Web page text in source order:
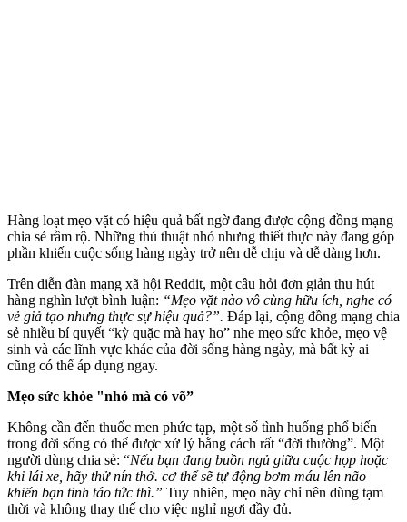
Hàng loạt mẹo vặt có hiệu quả bất ngờ đang được cộng đồng mạng
chia sẻ rầm rộ. Những thủ thuật nhỏ nhưng thiết thực này đang góp
phần khiến cuộc sống hàng ngày trở nên dễ chịu và dễ dàng hơn.
Trên diễn đàn mạng xã hội Reddit, một câu hỏi đơn giản thu hút
hàng nghìn lượt bình luận: “Mẹo vặt nào vô cùng hữu ích, nghe có
vẻ giả tạo nhưng thực sự hiệu quả?”. Đáp lại, cộng đồng mạng chia
sẻ nhiều bí quyết “kỳ quặc mà hay ho” nhe mẹo sức khỏe, mẹo vệ
sinh và các lĩnh vực khác của đời sống hàng ngày, mà bất kỳ ai
cũng có thể áp dụng ngay.
Mẹo sức khỏe "nhỏ mà có võ”
Không cần đến thuốc men phức tạp, một số tình huống phổ biến
trong đời sống có thể được xử lý bằng cách rất “đời thường”. Một
người dùng chia sẻ: “Nếu bạn đang buồn ngủ giữa cuộc họp hoặc
khi lái xe, hãy thử nín thở. c‌ơ th‌ể sẽ tự động bơm máu lên não
khiến bạn tỉnh táo tức thì.” Tuy nhiên, mẹo này chỉ nên dùng tạm
thời và không thay thế cho việc nghỉ ngơi đầy đủ.